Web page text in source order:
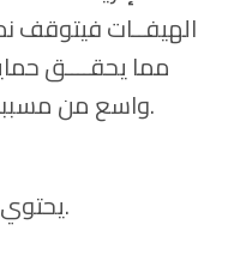
الهيفــات فيتوقف
مما يحقــــق
واسع من مسببات الإمراض الفطرية والبكتيرية.
يحتوي على مادتين فعالتين مختلفتين.